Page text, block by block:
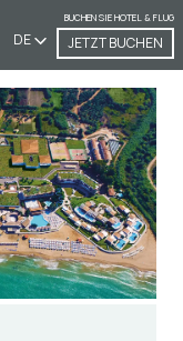
DE
BUCHEN SIE HOTEL & FLUG
JETZT BUCHEN